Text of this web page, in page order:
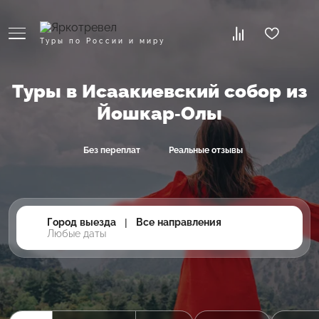
Туры по России и миру
Туры в Исаакиевский собор из
Йошкар-Олы
Без переплат Реальные отзывы
Город выезда |
Все направления
Любые даты